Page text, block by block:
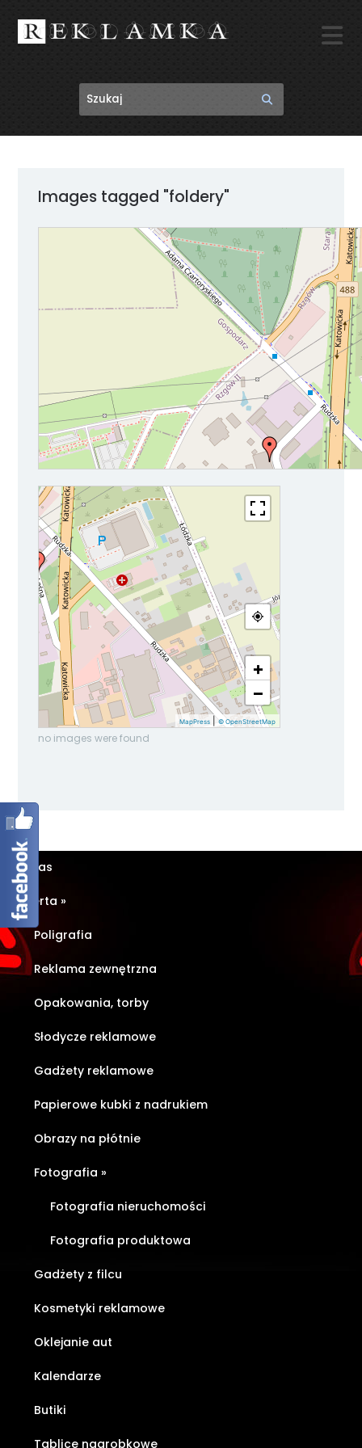

Images tagged "foldery"
+
−
MapPress |© OpenStreetMap
no images were found
O nas
Oferta »
Poligrafia
Reklama zewnętrzna
Opakowania, torby
Słodycze reklamowe
Gadżety reklamowe
Papierowe kubki z nadrukiem
Obrazy na płótnie
Fotografia »
Fotografia nieruchomości
Fotografia produktowa
Gadżety z filcu
Kosmetyki reklamowe
Oklejanie aut
Kalendarze
Butiki
Tablice nagrobkowe